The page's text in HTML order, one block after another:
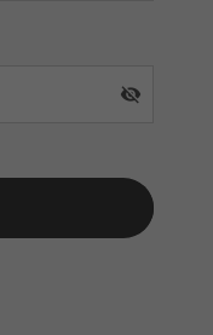
visibility_off